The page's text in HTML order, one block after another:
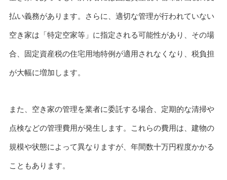
払い義務があります。さらに、適切な管理が行われていない
空き家は「特定空家等」に指定される可能性があり、その場
合、固定資産税の住宅用地特例が適用されなくなり、税負担
が大幅に増加します。
また、空き家の管理を業者に委託する場合、定期的な清掃や
点検などの管理費用が発生します。これらの費用は、建物の
規模や状態によって異なりますが、年間数十万円程度かかる
こともあります。